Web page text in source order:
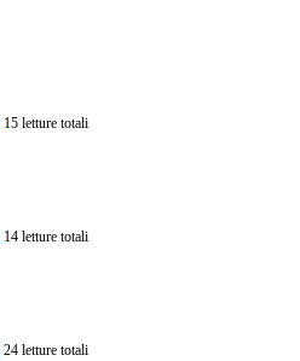
15 letture totali
14 letture totali
24 letture totali